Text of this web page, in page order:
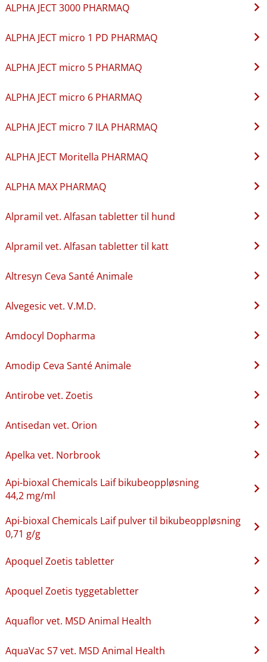
ALPHA JECT 3000 PHARMAQ
ALPHA JECT micro 1 PD PHARMAQ
ALPHA JECT micro 5 PHARMAQ
ALPHA JECT micro 6 PHARMAQ
ALPHA JECT micro 7 ILA PHARMAQ
ALPHA JECT Moritella PHARMAQ
ALPHA MAX PHARMAQ
Alpramil vet. Alfasan tabletter til hund
Alpramil vet. Alfasan tabletter til katt
Altresyn Ceva Santé Animale
Alvegesic vet. V.M.D.
Amdocyl Dopharma
Amodip Ceva Santé Animale
Antirobe vet. Zoetis
Antisedan vet. Orion
Apelka vet. Norbrook
Api-bioxal Chemicals Laif bikubeoppløsning
44,2 mg/ml
Api-bioxal Chemicals Laif pulver til bikubeoppløsning
0,71 g/g
Apoquel Zoetis tabletter
Apoquel Zoetis tyggetabletter
Aquaflor vet. MSD Animal Health
AquaVac S7 vet. MSD Animal Health